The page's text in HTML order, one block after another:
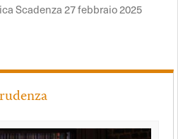
Scadenza 27 febbraio 2025